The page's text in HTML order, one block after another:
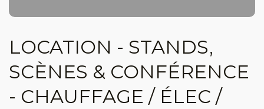
LOCATION - STANDS,
SCÈNES & CONFÉRENCE
- CHAUFFAGE / ÉLEC /